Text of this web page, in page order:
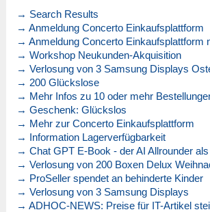
→ Search Results
→ Anmeldung Concerto Einkaufsplattform
→ Anmeldung Concerto Einkaufsplattform
→ Workshop Neukunden-Akquisition
→ Verlosung von 3 Samsung Displays
→ 200 Glückslose
→ Mehr Infos zu 10 oder mehr
→ Geschenk: Glückslos
→ Mehr zur Concerto Einkaufsplattform
→ Information Lagerverfügbarkeit
→ Chat GPT E-Book - der AI Allrounder
→ Verlosung von 200 Boxen Delux
→ ProSeller spendet an behinderte Kinder
→ Verlosung von 3 Samsung Displays
→ ADHOC-NEWS: Preise für IT-Artikel